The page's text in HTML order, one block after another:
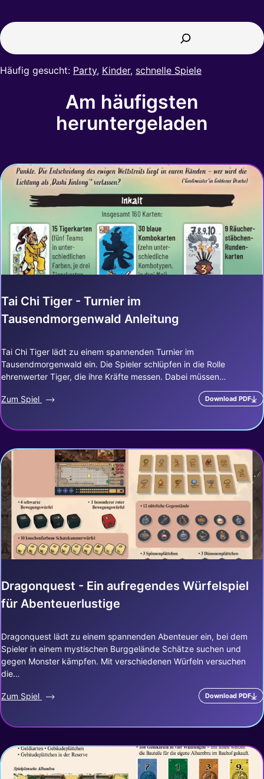
Suchen
Häufig gesucht: Party, Kinder, schnelle Spiele
Am häufigsten
heruntergeladen
Tai Chi Tiger - Turnier im
Tausendmorgenwald Anleitung
Tai Chi Tiger lädt zu einem spannenden Turnier im
Tausendmorgenwald ein. Die Spieler schlüpfen in die Rolle
ehrenwerter Tiger, die ihre Kräfte messen. Dabei müssen…
Zum Spiel Download PDF
Dragonquest - Ein aufregendes Würfelspiel
für Abenteuerlustige
Dragonquest lädt zu einem spannenden Abenteuer ein, bei dem
Spieler in einem mystischen Burggelände Schätze suchen und
gegen Monster kämpfen. Mit verschiedenen Würfeln versuchen
die…
Zum Spiel Download PDF